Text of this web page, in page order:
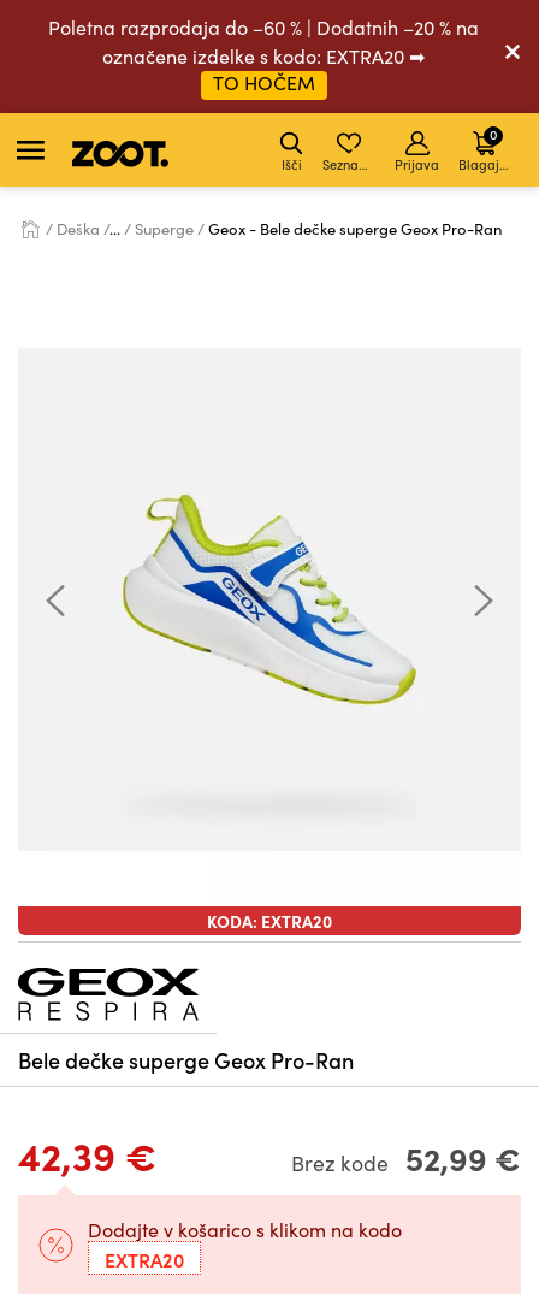
Poletna razprodaja do –60 % | Dodatnih –20 % na
označene izdelke s kodo: EXTRA20 ➡
TO HOČEM
Išči Seznam želja Prijava Blagajna
0
Deška ... Superge Geox - Bele dečke superge Geox Pro-Ran
KODA: EXTRA20
Bele dečke superge Geox Pro-Ran
42,39 € Brez kode 52,99 €
Dodajte v košarico s klikom na kodo
EXTRA20